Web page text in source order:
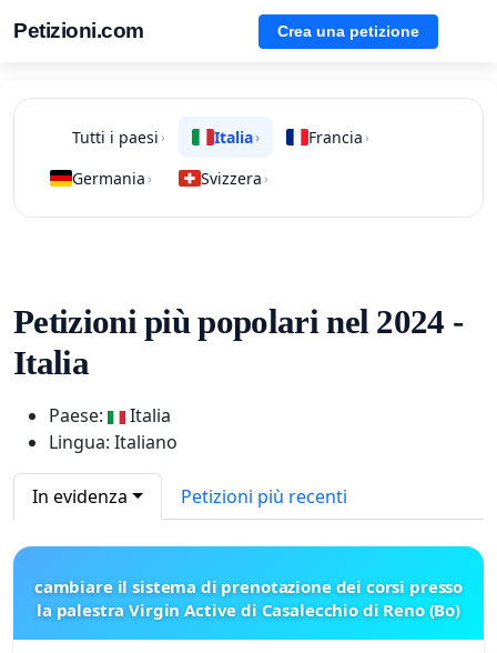
Petizioni.com Crea una petizione
Tutti i paesi › Italia› Francia ›
Germania › Svizzera ›
Petizioni più popolari nel 2024 -
Italia
Paese:
Italia
Lingua: Italiano
In evidenza Petizioni più recenti
cambiare il sistema di prenotazione dei corsi presso
la palestra Virgin Active di Casalecchio di Reno (Bo)